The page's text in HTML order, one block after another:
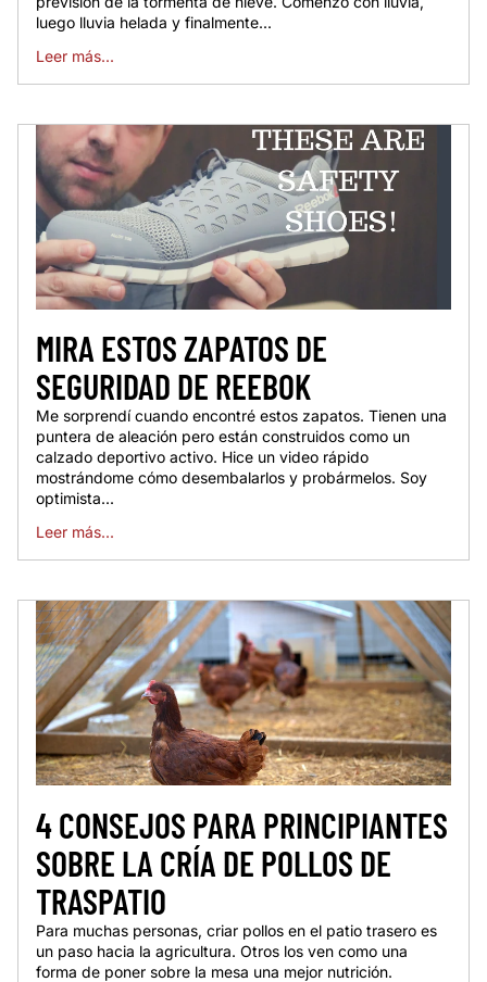
luego lluvia helada y finalmente...
Leer más...
MIRA ESTOS ZAPATOS DE
SEGURIDAD DE REEBOK
Me sorprendí cuando encontré estos zapatos. Tienen una
puntera de aleación pero están construidos como un
calzado deportivo activo. Hice un video rápido
mostrándome cómo desembalarlos y probármelos. Soy
optimista...
Leer más...
4 CONSEJOS PARA PRINCIPIANTES
SOBRE LA CRÍA DE POLLOS DE
TRASPATIO
Para muchas personas, criar pollos en el patio trasero es
un paso hacia la agricultura. Otros los ven como una
forma de poner sobre la mesa una mejor nutrición.